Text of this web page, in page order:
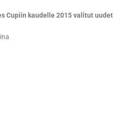
Cupiin kaudelle 2015 valitut uudet